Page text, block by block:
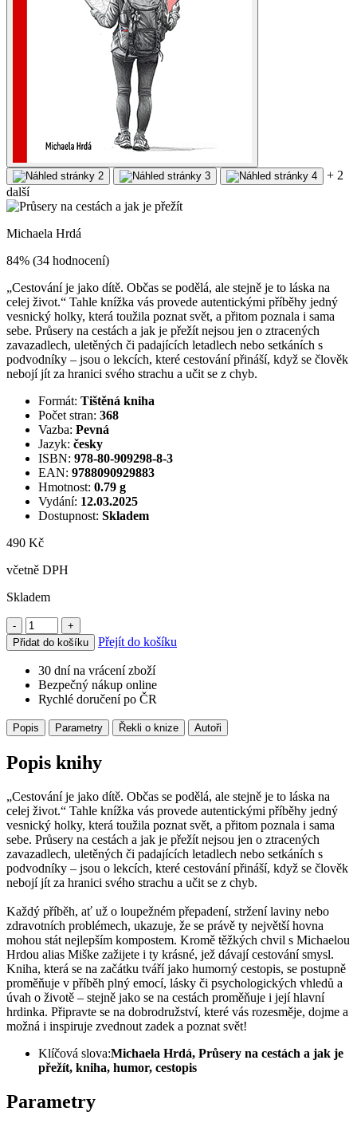
+ 2
další
Michaela Hrdá
84% (34 hodnocení)
„Cestování je jako dítě. Občas se podělá, ale stejně je to láska na
celej život.“ Tahle knížka vás provede autentickými příběhy jedný
vesnický holky, která toužila poznat svět, a přitom poznala i sama
sebe. Průsery na cestách a jak je přežít nejsou jen o ztracených
zavazadlech, uletěných či padajících letadlech nebo setkáních s
podvodníky – jsou o lekcích, které cestování přináší, když se člověk
nebojí jít za hranici svého strachu a učit se z chyb.
Formát: Tištěná kniha
Počet stran: 368
Vazba: Pevná
Jazyk: česky
ISBN: 978-80-909298-8-3
EAN: 9788090929883
Hmotnost: 0.79 g
Vydání: 12.03.2025
Dostupnost: Skladem
490 Kč
včetně DPH
Skladem
-
+
Přidat do košíku
Přejít do košíku
30 dní na vrácení zboží
Bezpečný nákup online
Rychlé doručení po ČR
Popis Parametry Řekli o knize Autoři
Popis knihy
„Cestování je jako dítě. Občas se podělá, ale stejně je to láska na
celej život.“ Tahle knížka vás provede autentickými příběhy jedný
vesnický holky, která toužila poznat svět, a přitom poznala i sama
sebe. Průsery na cestách a jak je přežít nejsou jen o ztracených
zavazadlech, uletěných či padajících letadlech nebo setkáních s
podvodníky – jsou o lekcích, které cestování přináší, když se člověk
nebojí jít za hranici svého strachu a učit se z chyb.
Každý příběh, ať už o loupežném přepadení, stržení laviny nebo
zdravotních problémech, ukazuje, že se právě ty největší hovna
mohou stát nejlepším kompostem. Kromě těžkých chvil s Michaelou
Hrdou alias Miške zažijete i ty krásné, jež dávají cestování smysl.
Kniha, která se na začátku tváří jako humorný cestopis, se postupně
proměňuje v příběh plný emocí, lásky či psychologických vhledů a
úvah o životě – stejně jako se na cestách proměňuje i její hlavní
hrdinka. Připravte se na dobrodružství, které vás rozesměje, dojme a
možná i inspiruje zvednout zadek a poznat svět!
Klíčová slova:Michaela Hrdá, Průsery na cestách a jak je
přežít, kniha, humor, cestopis
Parametry